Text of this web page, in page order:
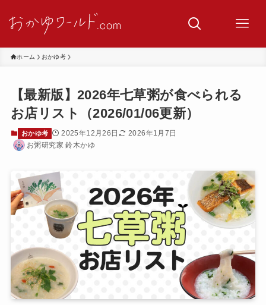
ホーム おかゆ考
【最新版】2026年七草粥が食べられる
お店リスト（2026/01/06更新）
おかゆ考 2025年12月26日
2026年1月7日
お粥研究家 鈴木かゆ